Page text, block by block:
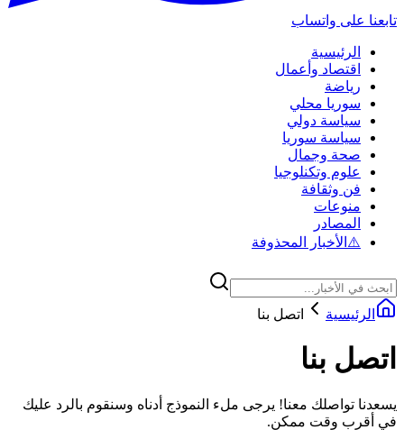
تابعنا على واتساب
الرئيسية
اقتصاد وأعمال
رياضة
سوريا محلي
سياسة دولي
سياسة سوريا
صحة وجمال
علوم وتكنلوجيا
فن وثقافة
منوعات
المصادر
⚠️ الأخبار المحذوفة
الرئيسية اتصل بنا
اتصل بنا
يسعدنا تواصلك معنا! يرجى ملء النموذج أدناه وسنقوم بالرد عليك
في أقرب وقت ممكن.